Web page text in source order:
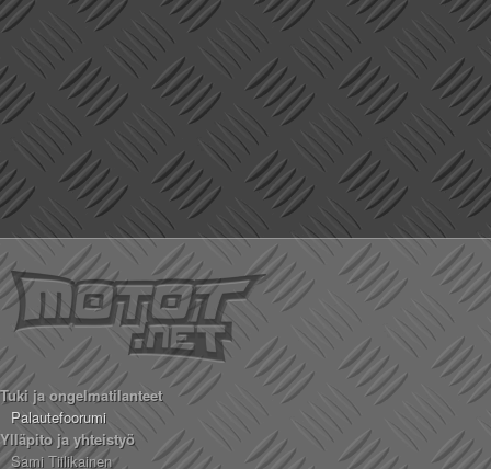
Tuki ja ongelmatilanteet
Palautefoorumi
Ylläpito ja yhteistyö
Sami Tiilikainen